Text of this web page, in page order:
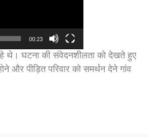
00:23
थे। घटना की संवेदनशीलता को देखते हुए
और पीड़ित परिवार को समर्थन देने गांव